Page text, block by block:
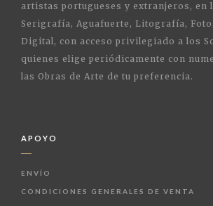
artistas portugueses y extranjeros, en
Serigrafía, Aguafuerte, Litografía,
Digital, con acceso privilegiado a los
quienes elige periódicamente con
las Obras de Arte de tu preferencia.
APOYO
ENVÍO
CONDICIONES GENERALES DE VENTA